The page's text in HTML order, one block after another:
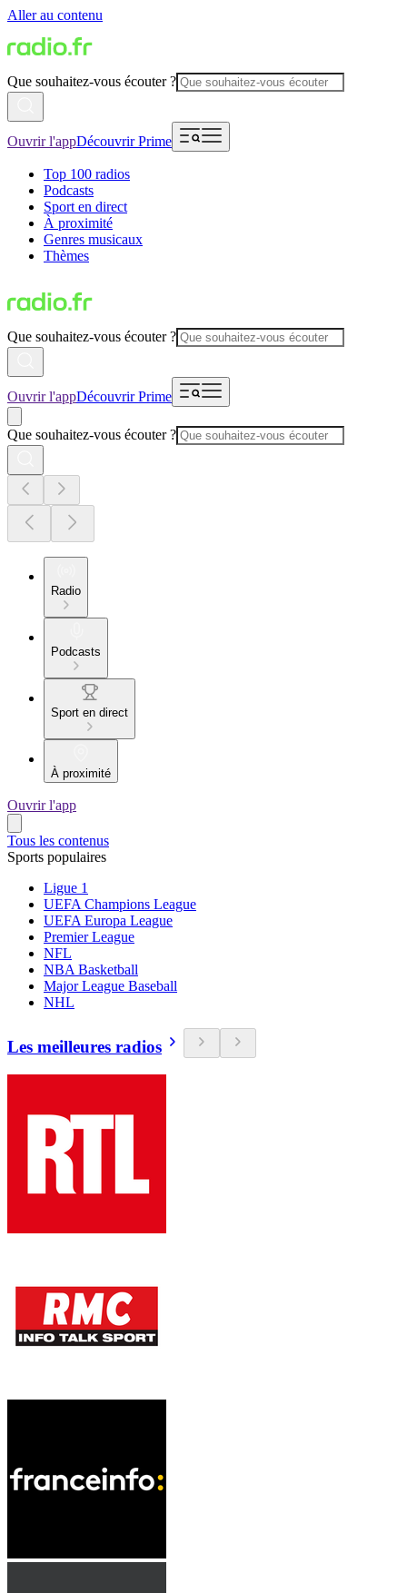
Aller au contenu
Que souhaitez-vous écouter ?
Ouvrir l'appDécouvrir Prime
Top 100 radios
Podcasts
Sport en direct
À proximité
Genres musicaux
Thèmes
Que souhaitez-vous écouter ?
Ouvrir l'appDécouvrir Prime
Que souhaitez-vous écouter ?
Radio
Podcasts
Sport en direct
À proximité
Ouvrir l'app
Tous les contenus
Sports populaires
Ligue 1
UEFA Champions League
UEFA Europa League
Premier League
NFL
NBA Basketball
Major League Baseball
NHL
Les meilleures radios